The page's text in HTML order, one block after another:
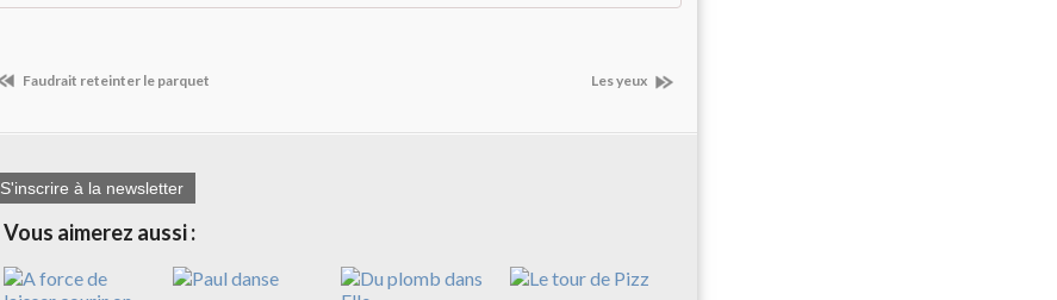
Faudrait reteinter le parquet Les yeux
S'inscrire à la newsletter
Vous aimerez aussi :